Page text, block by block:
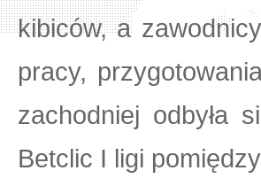
kibiców, a
pracy,
zachodniej odbyła
Betclic I ligi